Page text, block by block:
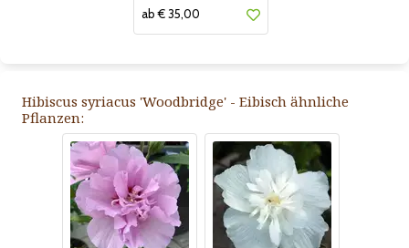
ab € 35,00
Hibiscus syriacus 'Woodbridge' - Eibisch ähnliche
Pflanzen: